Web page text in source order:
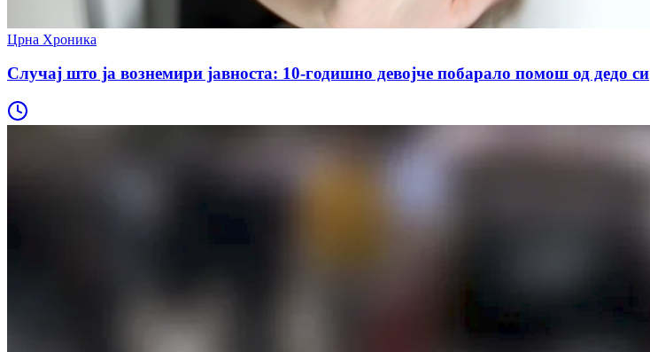
Црна Хроника
Случај што ја вознемири јавноста: 10-годишно девојче побарало помош од дедо си